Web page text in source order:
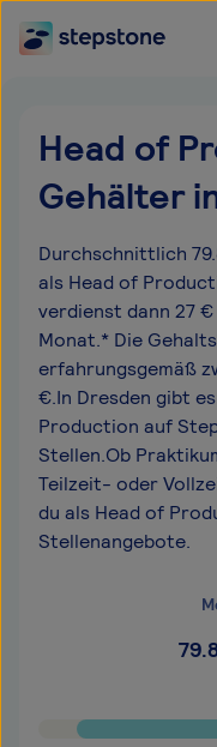
Head of
Gehälter
Durchschnittlich
als Head of
verdienst dann 27
Monat.* Die
erfahrungsgemäß
€.In Dresden gibt
Production auf
Stellen.Ob
Teilzeit- oder
du als Head of
Stellenangebote.